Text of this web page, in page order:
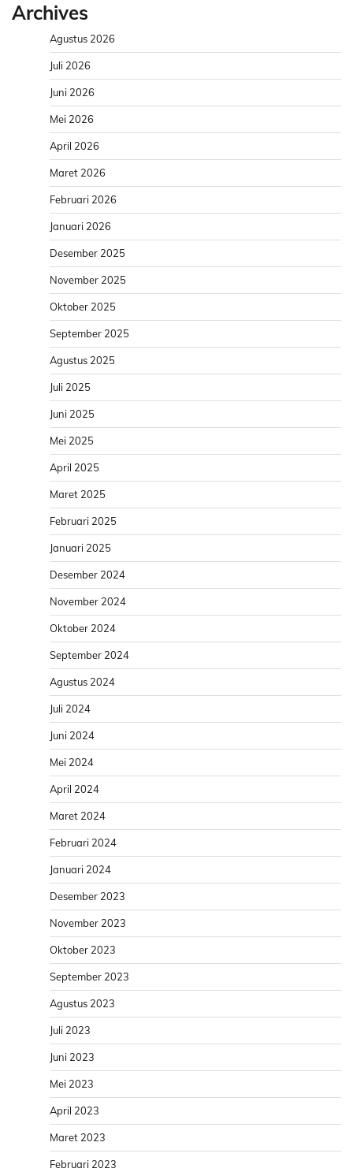
Archives
Agustus 2026
Juli 2026
Juni 2026
Mei 2026
April 2026
Maret 2026
Februari 2026
Januari 2026
Desember 2025
November 2025
Oktober 2025
September 2025
Agustus 2025
Juli 2025
Juni 2025
Mei 2025
April 2025
Maret 2025
Februari 2025
Januari 2025
Desember 2024
November 2024
Oktober 2024
September 2024
Agustus 2024
Juli 2024
Juni 2024
Mei 2024
April 2024
Maret 2024
Februari 2024
Januari 2024
Desember 2023
November 2023
Oktober 2023
September 2023
Agustus 2023
Juli 2023
Juni 2023
Mei 2023
April 2023
Maret 2023
Februari 2023